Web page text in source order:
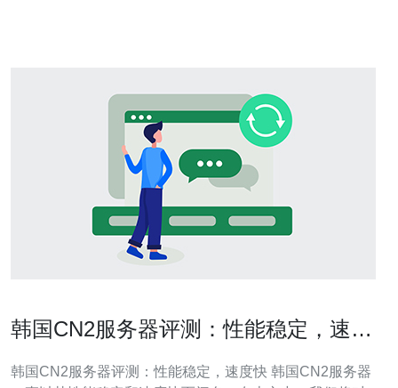
韩国CN2服务器评测：性能稳定，速度
韩国CN2服务器评测：性能稳定，速度快 韩国CN2服务器